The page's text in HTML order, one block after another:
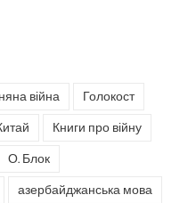
війна Голокост
Книги про війну
О. Блок
азербайджанська мова